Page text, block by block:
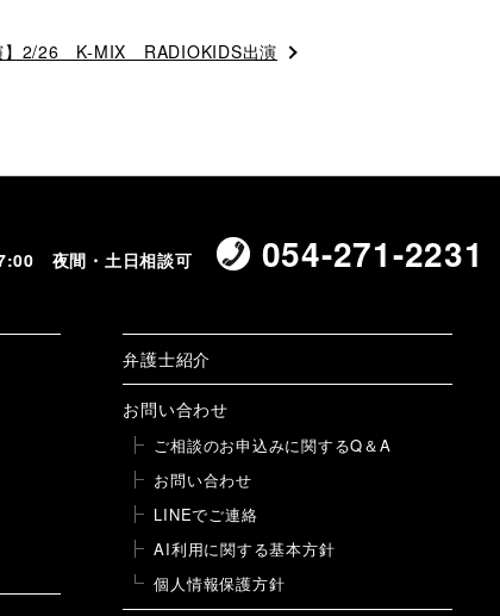
】2/26 K-MIX RADIOKIDS出演
夜間・土日相談可 054-271-2231
弁護士紹介
お問い合わせ
ご相談のお申込みに関するQ＆A
お問い合わせ
LINEでご連絡
AI利用に関する基本方針
個人情報保護方針